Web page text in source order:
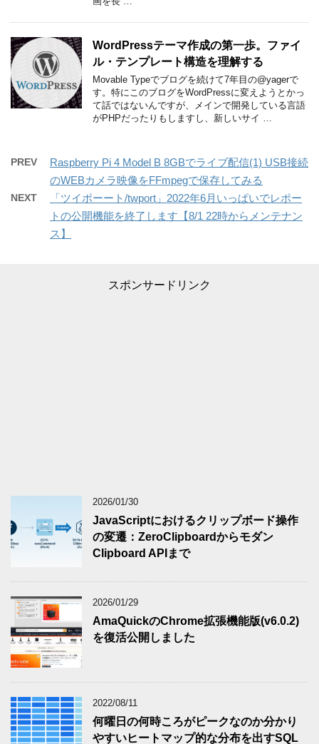
WordPressテーマ作成の第一歩。ファイ
ル・テンプレート構造を理解する
Movable Typeでブログを続けて7年目の@yagerで
す。特にこのブログをWordPressに変えようとかっ
て話ではないんですが、メインで開発している言語
がPHPだったりもしますし、新しいサイ …
PREV
Raspberry Pi 4 Model B 8GBでライブ配信(1) USB接続
のWEBカメラ映像をFFmpegで保存してみる
NEXT
「ツイポーート/twport」2022年6月いっぱいでレポー
トの公開機能を終了します【8/1 22時からメンテナン
ス】
スポンサードリンク
2026/01/30
JavaScriptにおけるクリップボード操作
の変遷：ZeroClipboardからモダン
Clipboard APIまで
2026/01/29
AmaQuickのChrome拡張機能版(v6.0.2)
を復活公開しました
2022/08/11
何曜日の何時ころがピークなのか分かり
やすいヒートマップ的な分布を出すSQL